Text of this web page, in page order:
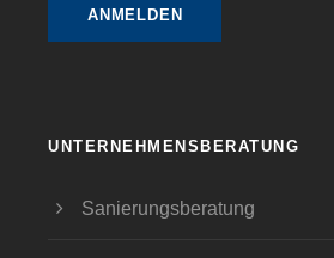
UNTERNEHMENSBERATUNG
Sanierungsberatung